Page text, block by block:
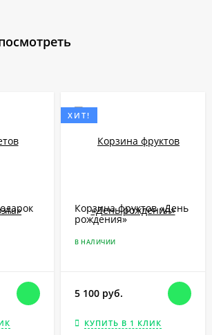
ХИТ!
Корзина фруктов «День
рождения»
В НАЛИЧИИ
5 100 руб.
КУПИТЬ В 1 КЛИК